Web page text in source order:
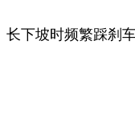
长下坡时频繁踩刹